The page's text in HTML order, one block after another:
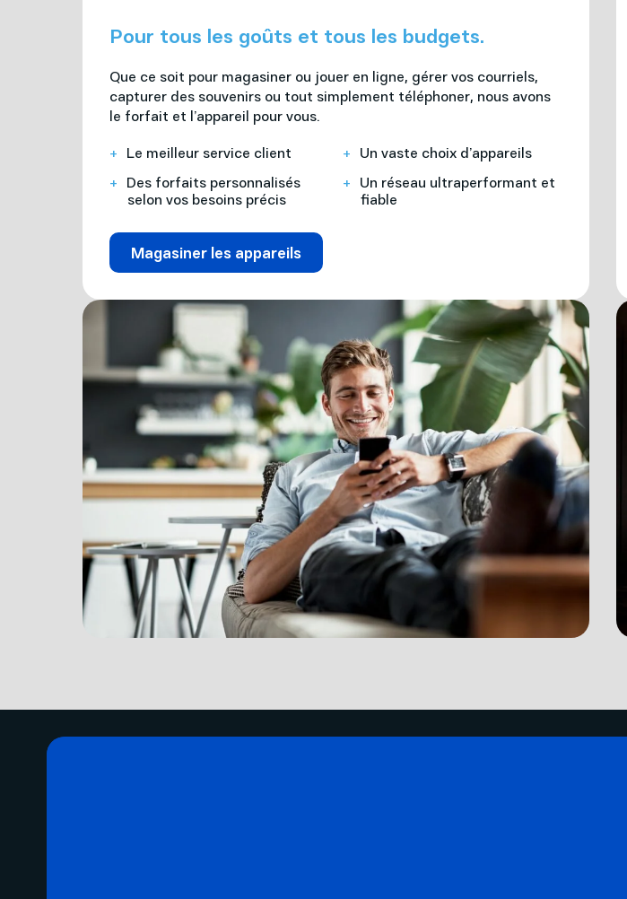
Pour tous les goûts et tous les budgets.
Que ce soit pour magasiner ou jouer en ligne, gérer vos courriels,
capturer des souvenirs ou tout simplement téléphoner, nous avons
le forfait et l’appareil pour vous.
Le meilleur service client
Des forfaits personnalisés
selon vos besoins précis
Un vaste choix d’appareils
Un réseau ultraperformant et
fiable
Magasiner les appareils